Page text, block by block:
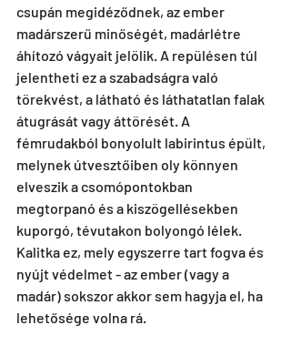
csupán megidéződnek, az ember
madárszerű minőségét, madárlétre
áhítozó vágyait jelölik. A repülésen túl
jelentheti ez a szabadságra való
törekvést, a látható és láthatatlan falak
átugrását vagy áttörését. A
fémrudakból bonyolult labirintus épült,
melynek útvesztőiben oly könnyen
elveszik a csomópontokban
megtorpanó és a kiszögellésekben
kuporgó, tévutakon bolyongó lélek.
Kalitka ez, mely egyszerre tart fogva és
nyújt védelmet - az ember (vagy a
madár) sokszor akkor sem hagyja el, ha
lehetősége volna rá.